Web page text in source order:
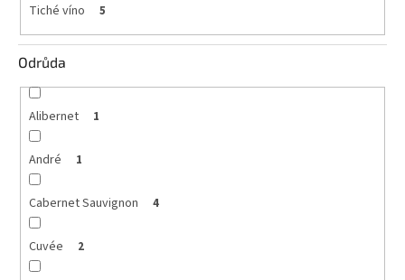
Ostatní
Značky
Přihlášení
Tiché víno 5
Odrůda
Alibernet 1
André 1
Cabernet Sauvignon 4
Cuvée 2